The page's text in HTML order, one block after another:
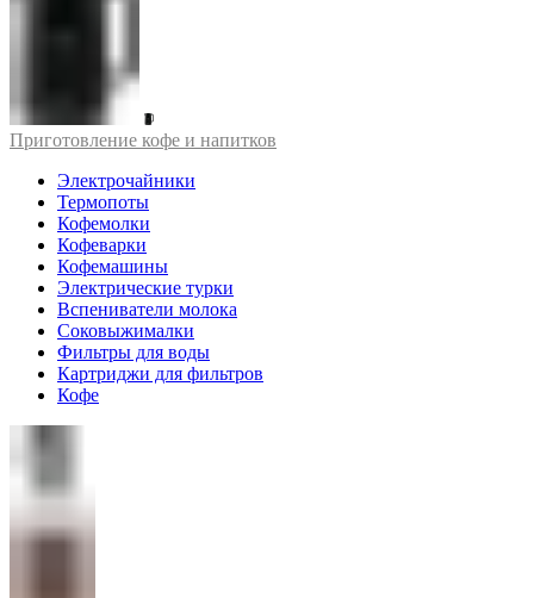
Приготовление кофе и напитков
Электрочайники
Термопоты
Кофемолки
Кофеварки
Кофемашины
Электрические турки
Вспениватели молока
Соковыжималки
Фильтры для воды
Картриджи для фильтров
Кофе